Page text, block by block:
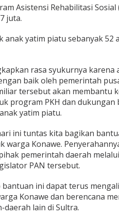
Asistensi Rehabilitasi
juta.
anak yatim piatu sebanyak 52
rasa syukurnya karena
baik oleh pemerintah
tersebut akan membantu
program PKH dan dukungan
yatim piatu.
ini tuntas kita bagikan
warga Konawe.
pemerintah daerah
PAN tersebut.
bantuan ini dapat terus
Konawe dan berencana
daerah lain di Sultra.